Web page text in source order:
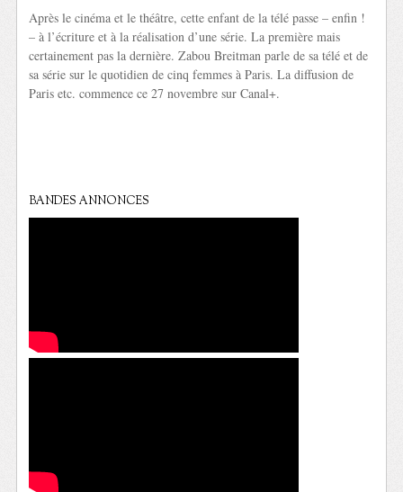
Après le cinéma et le théâtre, cette enfant de la télé passe – enfin !
– à l’écriture et à la réalisation d’une série. La première mais
certainement pas la dernière. Zabou Breitman parle de sa télé et de
sa série sur le quotidien de cinq femmes à Paris. La diffusion de
Paris etc. commence ce 27 novembre sur Canal+.
BANDES ANNONCES